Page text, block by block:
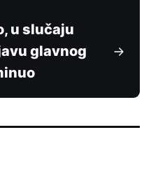
u slučaju
glavnog